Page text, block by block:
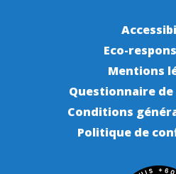
Eco-
Mentions
Questionnaire
Conditions
Politique de